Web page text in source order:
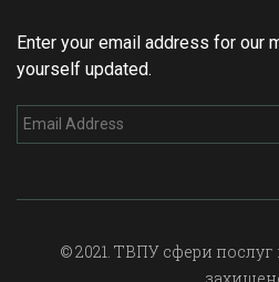
Enter your email address for our
yourself updated.
© 2021. ТВПУ сфери послуг